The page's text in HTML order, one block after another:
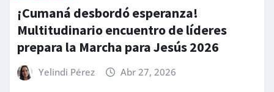
¡Cumaná desbordó esperanza!
Multitudinario encuentro de líderes
prepara la Marcha para Jesús 2026
Yelindi Pérez Abr 27, 2026